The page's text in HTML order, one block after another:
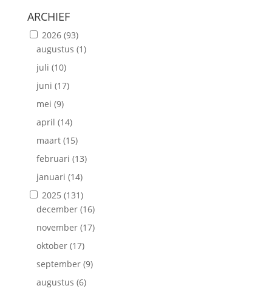
ARCHIEF
2026(93)
augustus (1)
juli (10)
juni (17)
mei (9)
april (14)
maart(15)
februari (13)
januari (14)
2025 (131)
december(16)
november(17)
oktober(17)
september(9)
augustus (6)